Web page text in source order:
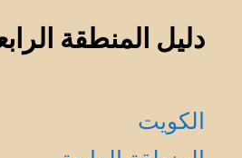
دليل المنطقة
الكويت